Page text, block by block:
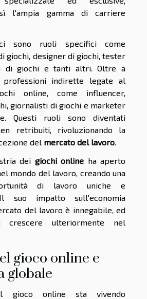
l'ampia gamma di carriere
sono ruoli specifici come
giochi, designer di giochi, tester
di giochi e tanti altri. Oltre a
indirette legate al
online, come influencer,
giornalisti di giochi e marketer
Questi ruoli sono diventati
retribuiti, rivoluzionando la
del mercato del lavoro
dei giochi online ha aperto
mondo del lavoro, creando una
di lavoro uniche e
suo impatto sull'economia
del lavoro è innegabile, ed
ulteriormente nel
gioco online e
globale
gioco online sta vivendo